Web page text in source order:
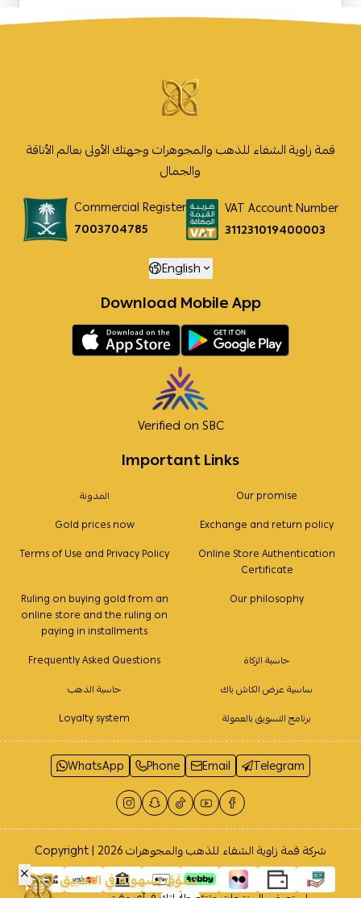
Important Links
المدونة
Our promise
Gold prices now
Exchange and return policy
Terms of Use and Privacy Policy
Online Store Authentication
Certificate
Ruling on buying gold from an
online store and the ruling on
paying in installments
Our philosophy
Frequently Asked Questions
حاسبة الزكاة
حاسبة الذهب
ساسية عرض الكاش باك
Loyalty system
برنامج التسويق بالعمولة
قمة زاوية الشفاء للذهب والمجوهرات وجهتك الأولى بعالم الأناقة
والجمال
Commercial Register
7003704785
VAT Account Number
311231019400003
English
Download Mobile App
Verified on SBC
WhatsApp Phone Email Telegram
Copyright | 2026شركة قمة زاوية الشفاء للذهب والمجوهرات
تسوَّق بسهولة في التطبيق